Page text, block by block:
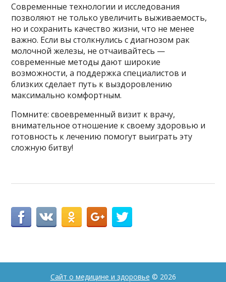
Современные технологии и исследования
позволяют не только увеличить выживаемость,
но и сохранить качество жизни, что не менее
важно. Если вы столкнулись с диагнозом рак
молочной железы, не отчаивайтесь —
современные методы дают широкие
возможности, а поддержка специалистов и
близких сделает путь к выздоровлению
максимально комфортным.
Помните: своевременный визит к врачу,
внимательное отношение к своему здоровью и
готовность к лечению помогут выиграть эту
сложную битву!
Сайт о медицине и здоровье © 2026